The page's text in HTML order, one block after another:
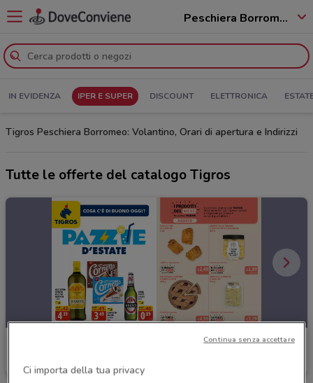
Peschiera Borromeo - 20068
IN EVIDENZA IPER E SUPER DISCOUNT ELETTRONICA
Tigros Peschiera Borromeo: Volantino, Orari di apertura e Indirizzi
Tutte le offerte del catalogo Tigros
Scade il 18/08
Ci importa della tua privacy
Continua senza accettare